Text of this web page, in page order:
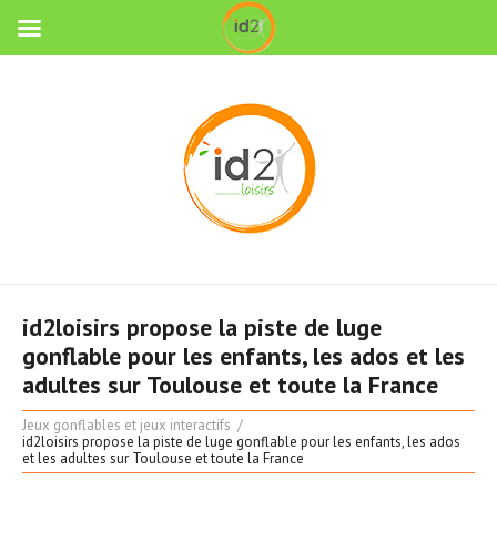
id2loisirs propose la piste de luge
gonflable pour les enfants, les ados et les
adultes sur Toulouse et toute la France
Jeux gonflables et jeux interactifs
id2loisirs propose la piste de luge gonflable pour les enfants, les ados
et les adultes sur Toulouse et toute la France